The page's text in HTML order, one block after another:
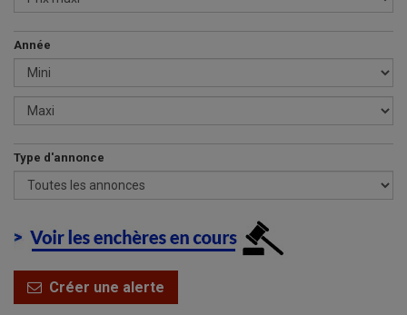
Année
Type d'annonce
Créer une alerte